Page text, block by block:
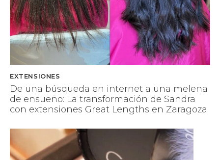
EXTENSIONES
De una búsqueda en internet a una melena
de ensueño: La transformación de Sandra
con extensiones Great Lengths en Zaragoza